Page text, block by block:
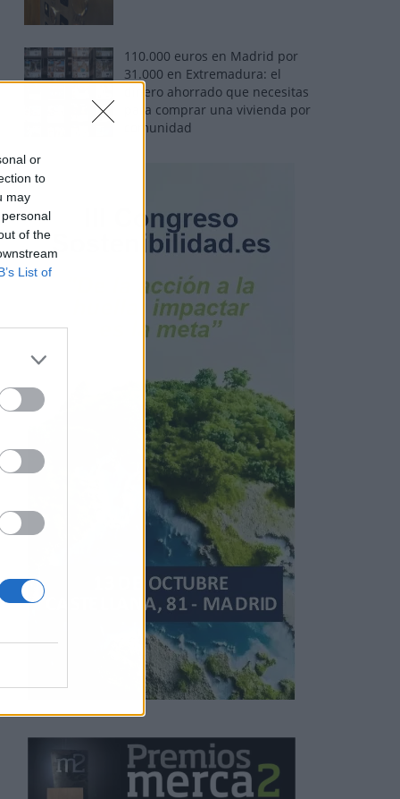
or
to
may
of the
List of
110.000 euros en Madrid por
31.000 en Extremadura: el
dinero ahorrado que necesitas
para comprar una vivienda por
comunidad